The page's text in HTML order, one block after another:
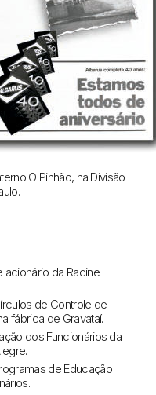
O Pinhão, na Divisão
da Racine
de Controle de
fábrica de Gravataí.
dos Funcionários da
de Educação